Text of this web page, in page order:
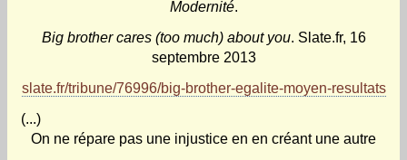
Modernité.
Big brother cares (too much) about you. Slate.fr, 16
septembre 2013
slate.fr/tribune/76996/big-brother-egalite-moyen-resultats
(...)
On ne répare pas une injustice en en créant une autre